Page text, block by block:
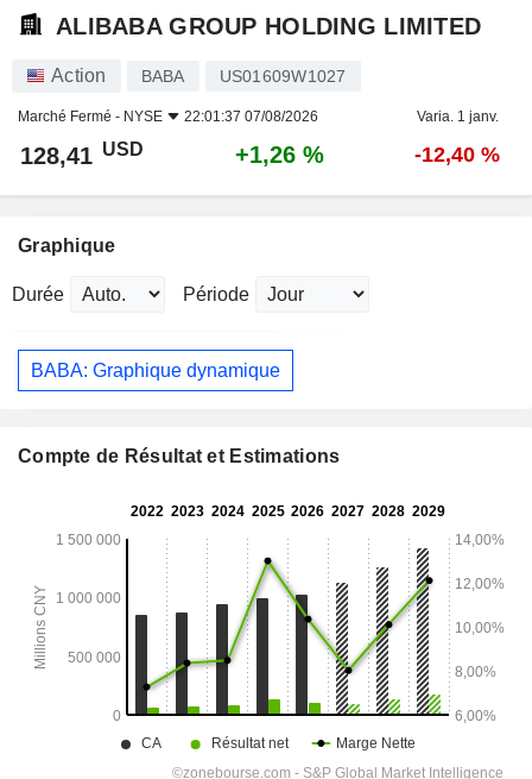
ALIBABA GROUP HOLDING LIMITED
Action BABA US01609W1027
Marché Fermé - NYSE 22:01:37 07/08/2026 Varia. 1 janv.
128,41 USD +1,26 % -12,40 %
Graphique
Durée Période
BABA: Graphique dynamique
Compte de Résultat et Estimations